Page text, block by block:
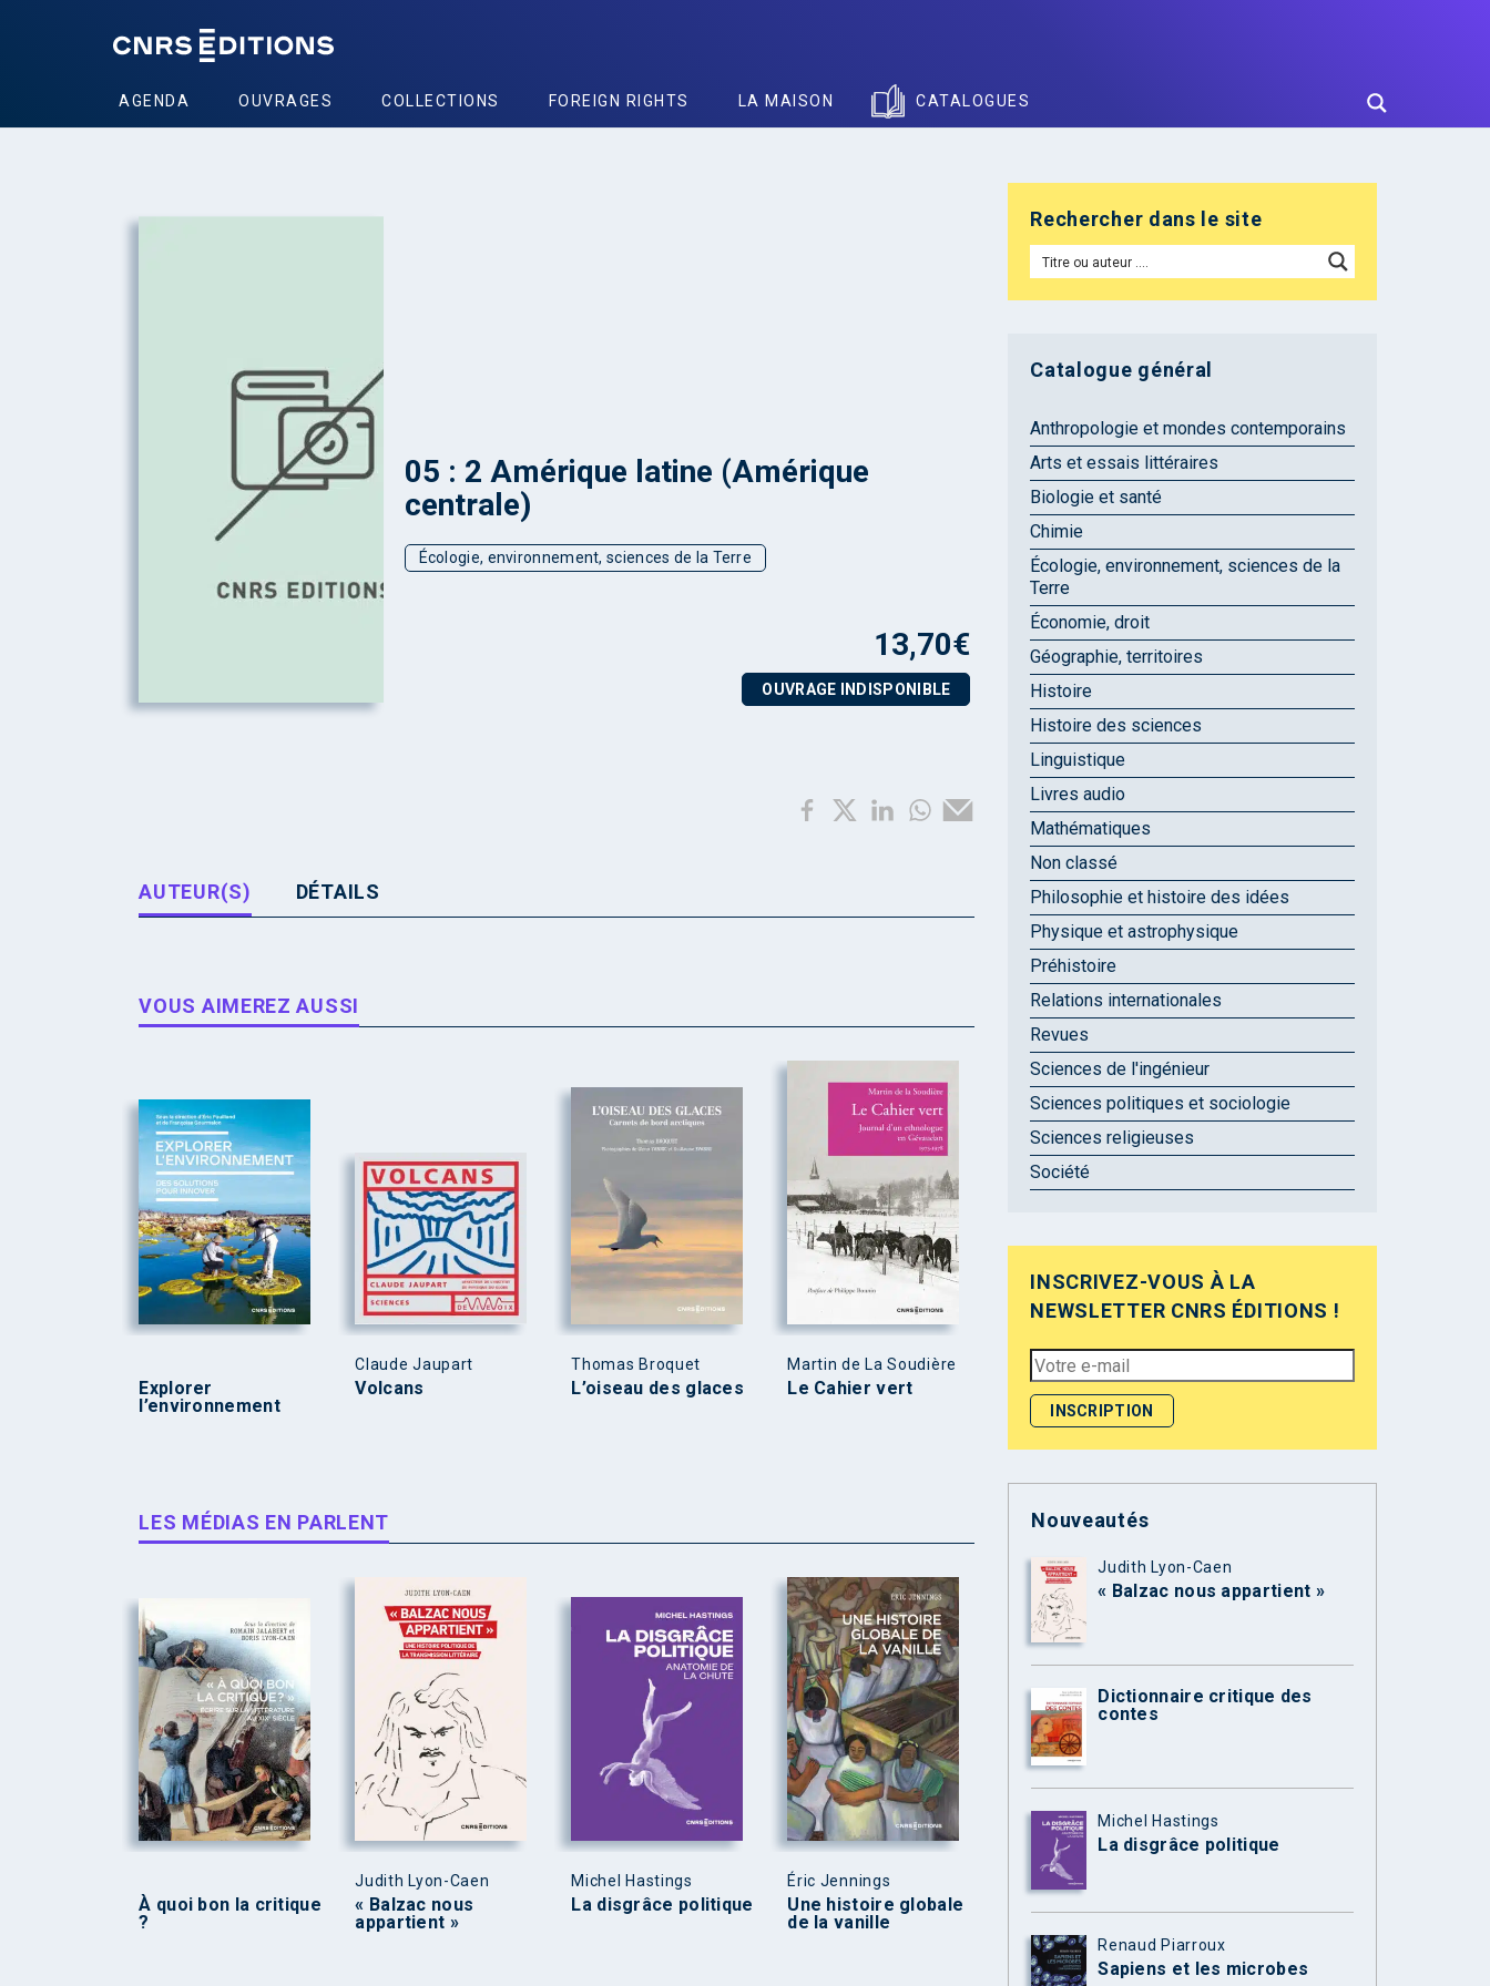
AGENDA OUVRAGES COLLECTIONS FOREIGN RIGHTS LA MAISON CATALOGUES
05 : 2 Amérique latine (Amérique
centrale)
Écologie, environnement, sciences de la Terre
13,70€
OUVRAGE INDISPONIBLE
AUTEUR(S) DÉTAILS
VOUS AIMEREZ AUSSI
Explorer
l’environnement
Claude Jaupart
Volcans
Thomas Broquet
L’oiseau des glaces
Martin de La Soudière
Le Cahier vert
LES MÉDIAS EN PARLENT
À quoi bon la critique
?
Judith Lyon-Caen
« Balzac nous
appartient »
Michel Hastings
La disgrâce politique
Éric Jennings
Une histoire globale
de la vanille
Rechercher dans le site
Catalogue général
Anthropologie et mondes contemporains
Arts et essais littéraires
Biologie et santé
Chimie
Écologie, environnement, sciences de la
Terre
Économie, droit
Géographie, territoires
Histoire
Histoire des sciences
Linguistique
Livres audio
Mathématiques
Non classé
Philosophie et histoire des idées
Physique et astrophysique
Préhistoire
Relations internationales
Revues
Sciences de l'ingénieur
Sciences politiques et sociologie
Sciences religieuses
Société
INSCRIVEZ-VOUS À LA
NEWSLETTER CNRS ÉDITIONS !
Nouveautés
Judith Lyon-Caen
« Balzac nous appartient »
Dictionnaire critique des
contes
Michel Hastings
La disgrâce politique
Renaud Piarroux
Sapiens et les microbes